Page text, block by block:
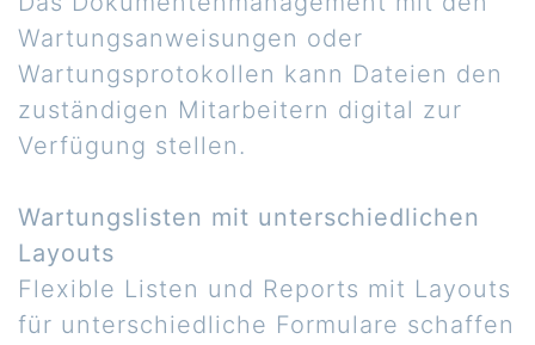
Wartungsanweisungen oder
Wartungsprotokollen kann Dateien den
zuständigen Mitarbeitern digital zur
Verfügung stellen.
Wartungslisten mit unterschiedlichen
Layouts
Flexible Listen und Reports mit Layouts
für unterschiedliche Formulare schaffen